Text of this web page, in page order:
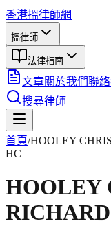
香港搵律師網
搵律師
法律指南
文章關於我們聯
搜尋律師
首頁/HOOLEY
HC
HOOLEY